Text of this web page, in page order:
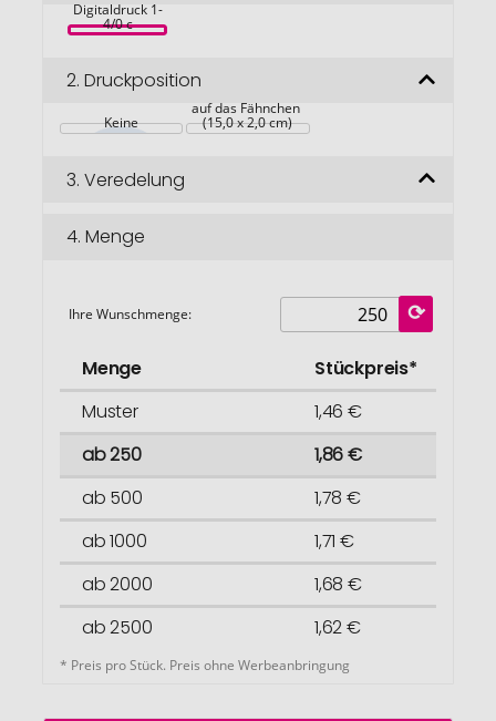
Digitaldruck 1-
4/0 c
2. Druckposition
Keine
auf das Fähnchen
(15,0 x 2,0 cm)
3. Veredelung
4. Menge
Ihre Wunschmenge:
Menge
Stückpreis*
Muster
1,46 €
ab 250
1,86 €
ab 500
1,78 €
ab 1000
1,71 €
ab 2000
1,68 €
ab 2500
1,62 €
* Preis pro Stück. Preis ohne Werbeanbringung